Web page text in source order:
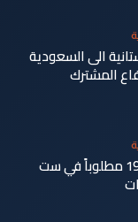
الى السعودية
المشترك
حملة استخبارية تطيح بـ19 مطلوباً في ست